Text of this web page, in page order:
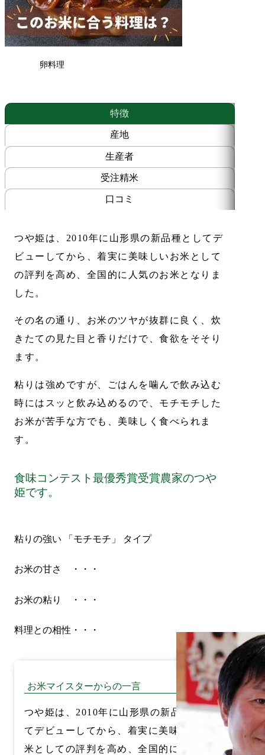
培
米
令
和
卵料理
特徴
産地
生産者
受注精米
口コミ
つや姫は、2010年に山形県の新品種としてデ
ビューしてから、着実に美味しいお米として
の評判を高め、全国的に人気のお米となりま
した。
その名の通り、お米のツヤが抜群に良く、炊
きたての見た目と香りだけで、食欲をそそり
ます。
粘りは強めですが、ごはんを噛んで飲み込む
時にはスッと飲み込めるので、モチモチした
お米が苦手な方でも、美味しく食べられま
す。
食味コンテスト最優秀賞受賞農家のつや
姫です。
写真の袋はイメージです。重量によって異な
ります。
粘りの強い 「モチモチ」 タイプ
お米の甘さ ・・・
お米の粘り ・・・
料理との相性 ・・・
お米マイスターからの一言
つや姫は、2010年に山形県の新品種とし
てデビューしてから、着実に美味しいお
米としての評判を高め、全国的に人気の